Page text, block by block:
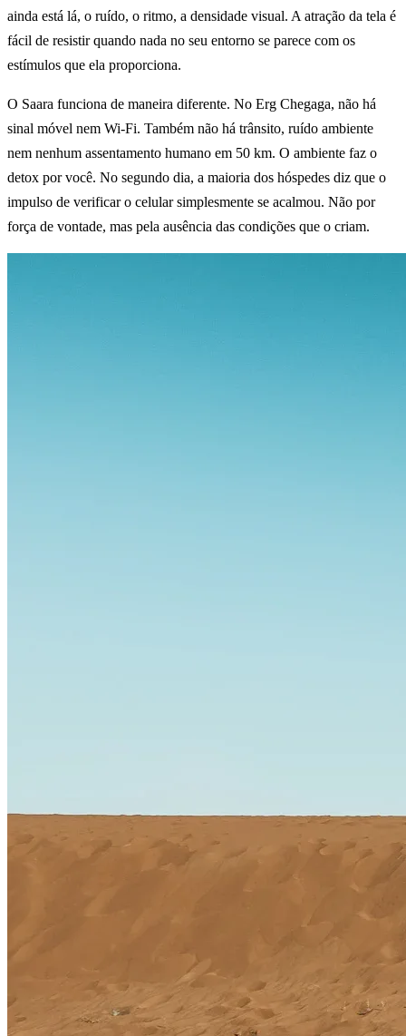
ainda está lá, o ruído, o ritmo, a densidade visual. A atração da tela é
fácil de resistir quando nada no seu entorno se parece com os
estímulos que ela proporciona.
O Saara funciona de maneira diferente. No Erg Chegaga, não há
sinal móvel nem Wi-Fi. Também não há trânsito, ruído ambiente
nem nenhum assentamento humano em 50 km. O ambiente faz o
detox por você. No segundo dia, a maioria dos hóspedes diz que o
impulso de verificar o celular simplesmente se acalmou. Não por
força de vontade, mas pela ausência das condições que o criam.